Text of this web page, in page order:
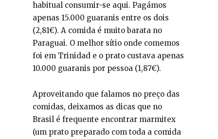
habitual consumir-se aqui. Pagámos
apenas 15.000 guaranis entre os dois
(2,81€). A comida é muito barata no
Paraguai. O melhor sítio onde comemos
foi em Trinidad e o prato custava apenas
10.000 guaranis por pessoa (1,87€).
Aproveitando que falamos no preço das
comidas, deixamos as dicas que no
Brasil é frequente encontrar marmitex
(um prato preparado com toda a comida